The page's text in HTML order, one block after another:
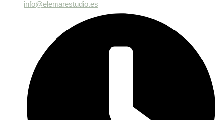
info@elemarestudio.es